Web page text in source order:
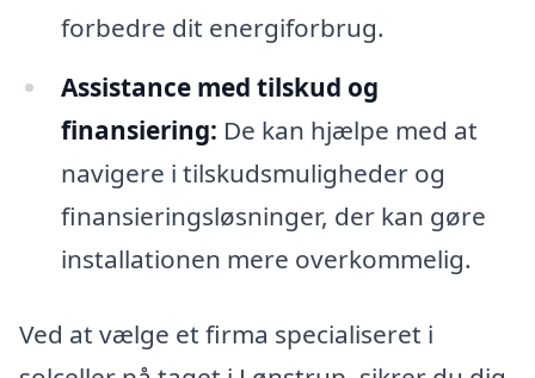
forbedre dit energiforbrug.
Assistance med tilskud og
finansiering: De kan hjælpe med at
navigere i tilskudsmuligheder og
finansieringsløsninger, der kan gøre
installationen mere overkommelig.
Ved at vælge et firma specialiseret i